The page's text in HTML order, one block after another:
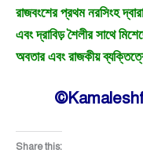
রাজবংশের প্রথম নরসিংহ
এবং দ্রাবিড় শৈলীর সাথে
অবতার এবং রাজকীয়
Share this: